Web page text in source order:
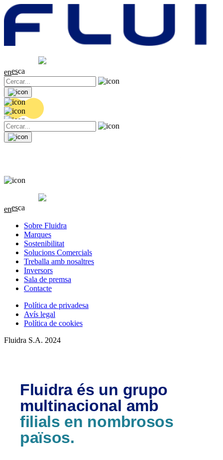
0.04 (+0.2%)
enesca
0.04 (+0.2%)
enesca
Sobre Fluidra
Marques
Sostenibilitat
Solucions Comercials
Treballa amb nosaltres
Inversors
Sala de premsa
Contacte
Política de privadesa
Avís legal
Política de cookies
Fluidra S.A. 2024
Fluidra és un grupo
multinacional amb
filials en nombrosos
països.